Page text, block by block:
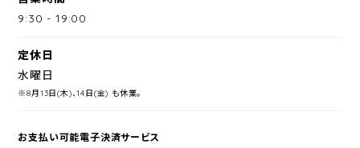
9:30 -19:00
定休日
水曜日
※8月13日(木)、14日(金) も休業。
お支払い可能電子決済サービス